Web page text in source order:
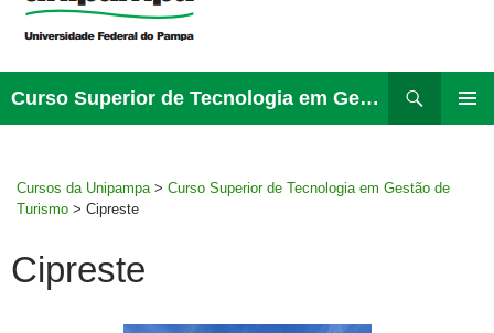
Curso Superior de Tecnologia em Gestão de Turismo
para
Cursos da Unipampa > Curso Superior de Tecnologia em Gestão de
Turismo > Cipreste
Cipreste